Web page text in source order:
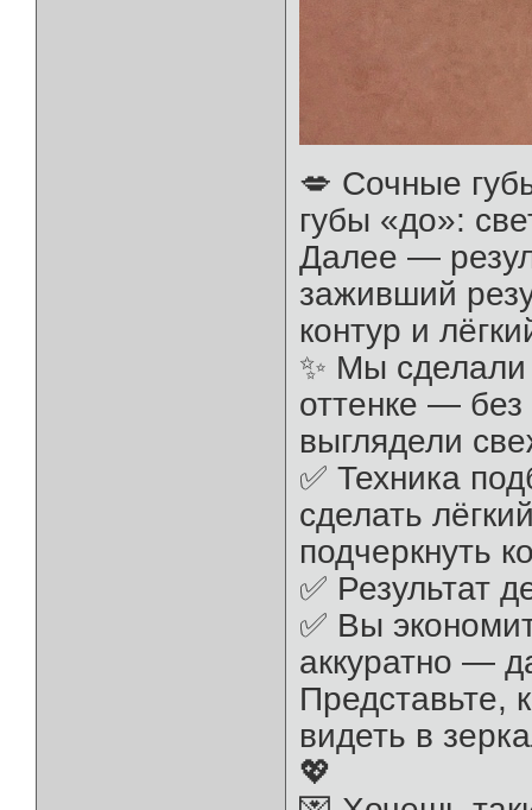
💋 Сочные
губы «до»:
Далее —
заживший
контур и
✨ Мы сделали
оттенке —
выглядели
✅ Техника
сделать
подчеркнуть
✅ Результат
✅ Вы
аккуратно —
Представьте,
видеть в
💖